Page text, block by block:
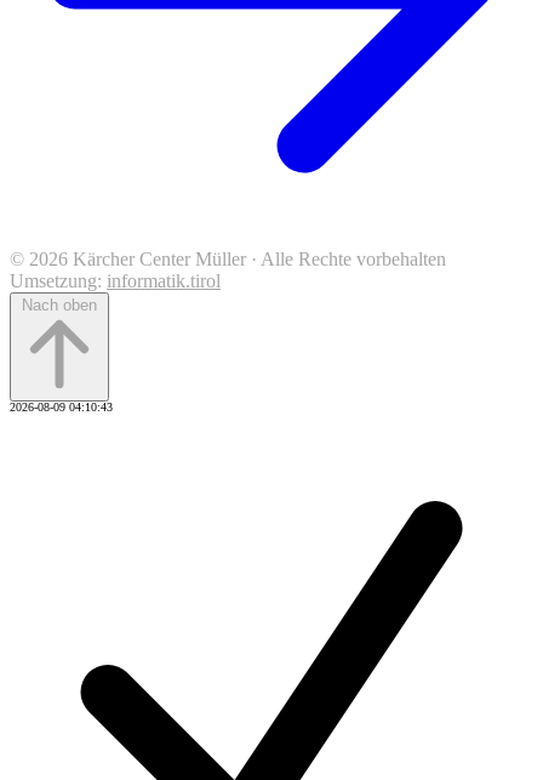
© 2026 Kärcher Center Müller · Alle Rechte vorbehalten
Umsetzung: informatik.tirol
Nach oben
2026-08-09 04:10:43